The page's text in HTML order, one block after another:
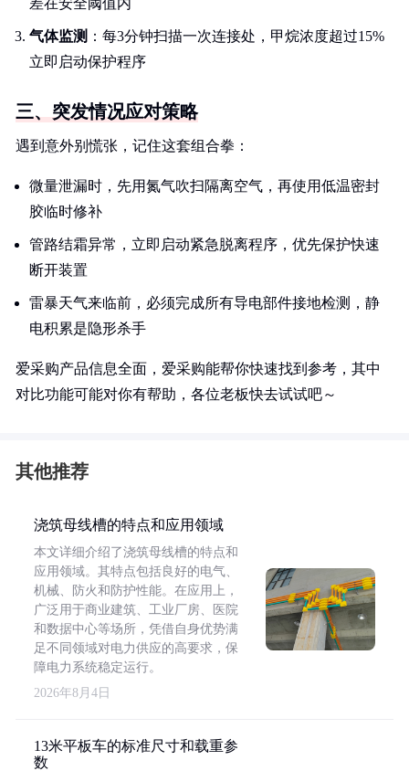
差在安全阈值内
气体监测 ：每3分钟扫描一次连接处，甲烷浓度超过15%
立即启动保护程序
三、突发情况应对策略
遇到意外别慌张，记住这套组合拳：
微量泄漏时，先用氮气吹扫隔离空气，再使用低温密封
胶临时修补
管路结霜异常，立即启动紧急脱离程序，优先保护快速
断开装置
雷暴天气来临前，必须完成所有导电部件接地检测，静
电积累是隐形杀手
爱采购产品信息全面，爱采购能帮你快速找到参考，其中
对比功能可能对你有帮助，各位老板快去试试吧～
其他推荐
浇筑母线槽的特点和应用领域
本文详细介绍了浇筑母线槽的特点和
应用领域。其特点包括良好的电气、
机械、防火和防护性能。在应用上，
广泛用于商业建筑、工业厂房、医院
和数据中心等场所，凭借自身优势满
足不同领域对电力供应的高要求，保
障电力系统稳定运行。
2026年8月4日
13米平板车的标准尺寸和载重参
数